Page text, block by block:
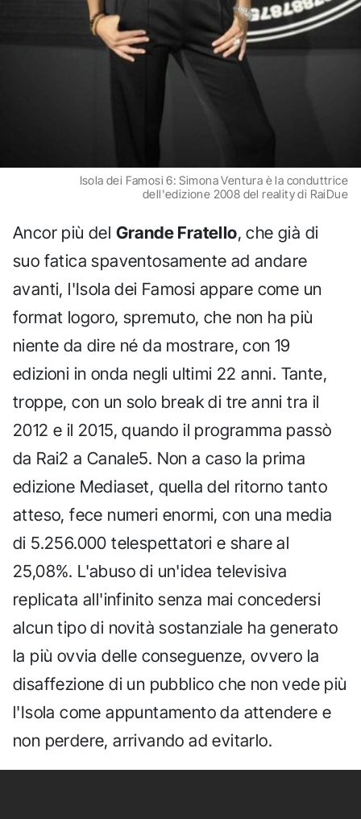
Isola dei Famosi 6: Simona Ventura è la conduttrice
dell'edizione 2008 del reality di RaiDue
Ancor più del Grande Fratello, che già di
suo fatica spaventosamente ad andare
avanti, l'Isola dei Famosi appare come un
format logoro, spremuto, che non ha più
niente da dire né da mostrare, con 19
edizioni in onda negli ultimi 22 anni. Tante,
troppe, con un solo break di tre anni tra il
2012 e il 2015, quando il programma passò
da Rai2 a Canale5. Non a caso la prima
edizione Mediaset, quella del ritorno tanto
atteso, fece numeri enormi, con una media
di 5.256.000 telespettatori e share al
25,08%. L'abuso di un'idea televisiva
replicata all'infinito senza mai concedersi
alcun tipo di novità sostanziale ha generato
la più ovvia delle conseguenze, ovvero la
disaffezione di un pubblico che non vede più
l'Isola come appuntamento da attendere e
non perdere, arrivando ad evitarlo.